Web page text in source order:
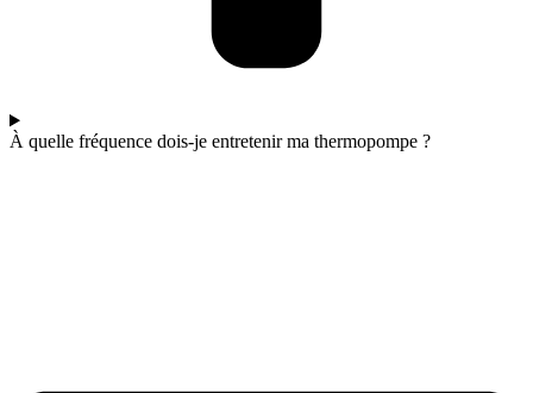
À quelle fréquence dois-je entretenir ma thermopompe ?